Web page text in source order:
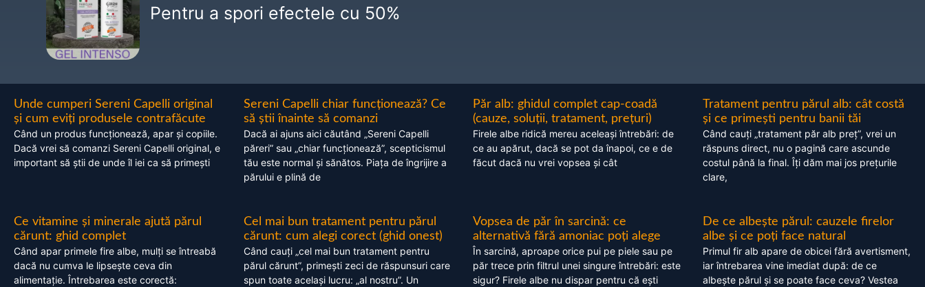
Pentru a spori efectele cu 50%
Unde cumperi Sereni Capelli original
și cum eviți produsele contrafăcute
Când un produs funcționează, apar și copiile.
Dacă vrei să comanzi Sereni Capelli original, e
important să știi de unde îl iei ca să primești
Sereni Capelli chiar funcționează? Ce
să știi înainte să comanzi
Dacă ai ajuns aici căutând „Sereni Capelli
păreri” sau „chiar funcționează”, scepticismul
tău este normal și sănătos. Piața de îngrijire a
părului e plină de
Păr alb: ghidul complet cap-coadă
(cauze, soluții, tratament, prețuri)
Firele albe ridică mereu aceleași întrebări: de
ce au apărut, dacă se pot da înapoi, ce e de
făcut dacă nu vrei vopsea și cât
Tratament pentru părul alb: cât costă
și ce primești pentru banii tăi
Când cauți „tratament păr alb preț”, vrei un
răspuns direct, nu o pagină care ascunde
costul până la final. Îți dăm mai jos prețurile
clare,
Ce vitamine și minerale ajută părul
cărunt: ghid complet
Când apar primele fire albe, mulți se întreabă
dacă nu cumva le lipsește ceva din
alimentație. Întrebarea este corectă:
Cel mai bun tratament pentru părul
cărunt: cum alegi corect (ghid onest)
Când cauți „cel mai bun tratament pentru
părul cărunt”, primești zeci de răspunsuri care
spun toate același lucru: „al nostru”. Un
Vopsea de păr în sarcină: ce
alternativă fără amoniac poți alege
În sarcină, aproape orice pui pe piele sau pe
păr trece prin filtrul unei singure întrebări: este
sigur? Firele albe nu dispar pentru că ești
De ce albește părul: cauzele firelor
albe și ce poți face natural
Primul fir alb apare de obicei fără avertisment,
iar întrebarea vine imediat după: de ce
albește părul și se poate face ceva? Vestea